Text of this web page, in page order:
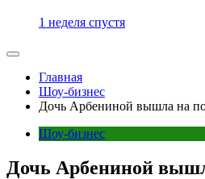
1 неделя спустя
Главная
Шоу-бизнес
Дочь Арбениной вышла на
Шоу-бизнес
Дочь Арбениной